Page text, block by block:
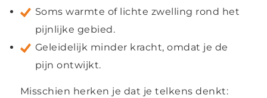
Soms warmte of lichte zwelling rond het
pijnlijke gebied.
Geleidelijk minder kracht, omdat je de
pijn ontwijkt.
Misschien herken je dat je telkens denkt: